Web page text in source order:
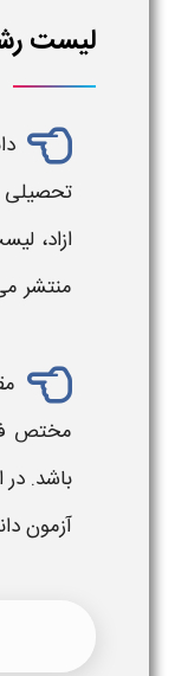
لیست
تحصیلی
ازاد،
منتشر
مختص
باشد. در
آزمون